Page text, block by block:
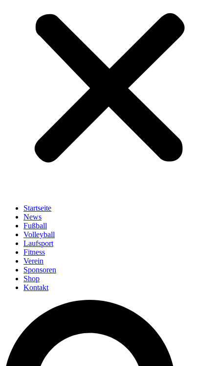
Startseite
News
Fußball
Volleyball
Laufsport
Fitness
Verein
Sponsoren
Shop
Kontakt